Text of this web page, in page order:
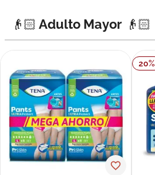
👴🏻 Adulto Mayor 👴🏻
20%